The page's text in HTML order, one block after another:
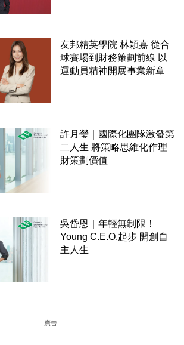
友邦精英學院 林穎嘉 從合
球賽場到財務策劃前線 以
運動員精神開展事業新章
許月瑩｜國際化團隊激發第
二人生 將策略思維化作理
財策劃價值
吳岱恩｜年輕無制限！
Young C.E.O.起步 開創自
主人生
廣告